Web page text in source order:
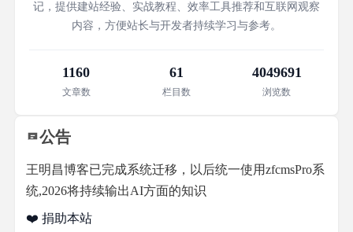
记，提供建站经验、实战教程、效率工具推荐和互联网观察
内容，方便站长与开发者持续学习与参考。
1160
文章数
61
栏目数
4049691
浏览数
公告
王明昌博客已完成系统迁移，以后统一使用zfcmsPro系
统,2026将持续输出AI方面的知识
❤️ 捐助本站